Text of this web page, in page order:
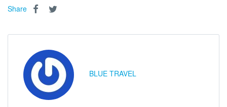
Share
BLUE TRAVEL